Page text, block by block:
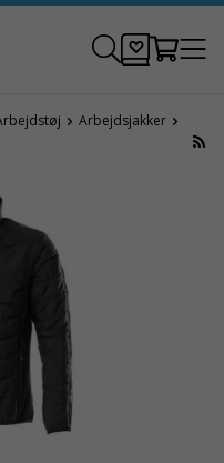
Arbejdsjakker